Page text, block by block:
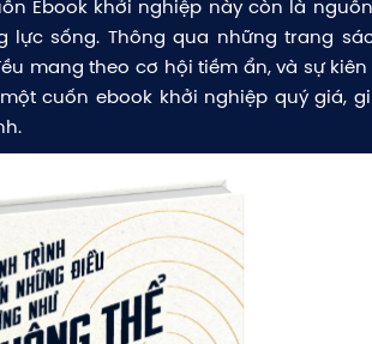
Ebook khởi nghiệp này còn là
sống. Thông qua những trang
mang theo cơ hội tiềm ẩn, và sự
cuốn ebook khởi nghiệp quý giá,